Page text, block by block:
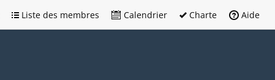
Liste des membres Calendrier Charte Aide